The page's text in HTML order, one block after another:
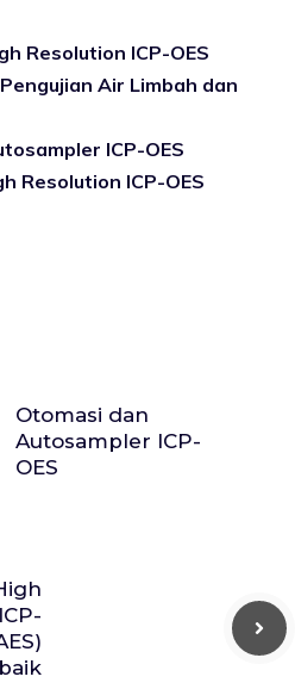
Resolution ICP-OES
Air Limbah dan
ICP-OES
Resolution ICP-OES
Otomasi dan
Autosampler ICP-
OES